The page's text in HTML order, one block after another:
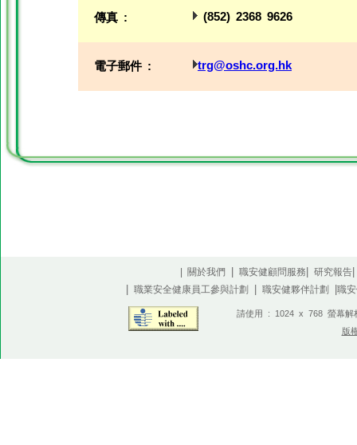
傳真 : (852) 2368 9626
電子郵件 : trg@oshc.org.hk
| 關於我們| 職安健顧問服務 研究報告
職業安全健康員工參與計劃 職安健夥伴計劃 職
請使用 : 1024 x 768 螢幕解
版